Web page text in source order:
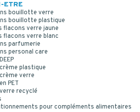
ETRE
bouillotte verre
bouillotte plastique
flacons verre jaune
flacons verre blanc
parfumerie
personal care
plastique
verre
PET
recyclé
pour compléments alimentaires